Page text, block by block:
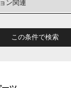
この条件で検索